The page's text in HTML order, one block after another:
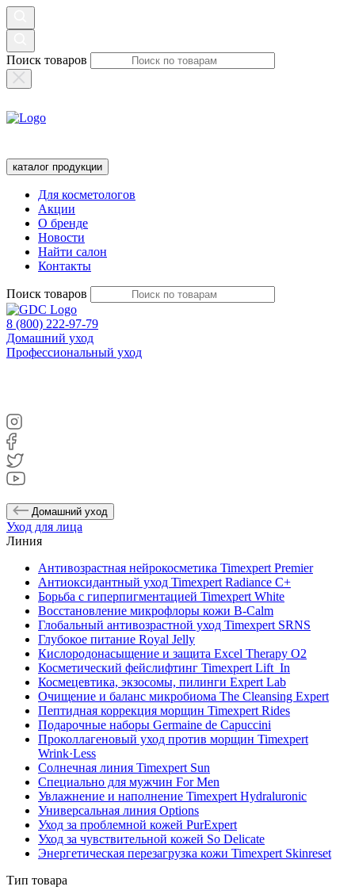
Поиск товаров
каталог продукции
Для косметологов
Акции
О бренде
Новости
Найти салон
Контакты
Поиск товаров
8 (800) 222-97-79
Домашний уход
Профессиональный уход
Домашний уход
Уход для лица
Линия
Антивозрастная нейрокосметика Timexpert Premier
Антиоксидантный уход Timexpert Radiance C+
Борьба с гиперпигментацией Timexpert White
Восстановление микрофлоры кожи B-Calm
Глобальный антивозрастной уход Timexpert SRNS
Глубокое питание Royal Jelly
Кислородонасыщение и защита Excel Therapy O2
Косметический фейслифтинг Timexpert Lift_In
Космецевтика, экзосомы, пилинги Expert Lab
Очищение и баланс микробиома The Cleansing Expert
Пептидная коррекция морщин Timexpert Rides
Подарочные наборы Germaine de Capuccini
Проколлагеновый уход против морщин Timexpert
Wrink·Less
Солнечная линия Timexpert Sun
Специально для мужчин For Men
Увлажнение и наполнение Timexpert Hydraluronic
Универсальная линия Options
Уход за проблемной кожей PurExpert
Уход за чувствительной кожей So Delicate
Энергетическая перезагрузка кожи Timexpert Skinreset
Тип товара